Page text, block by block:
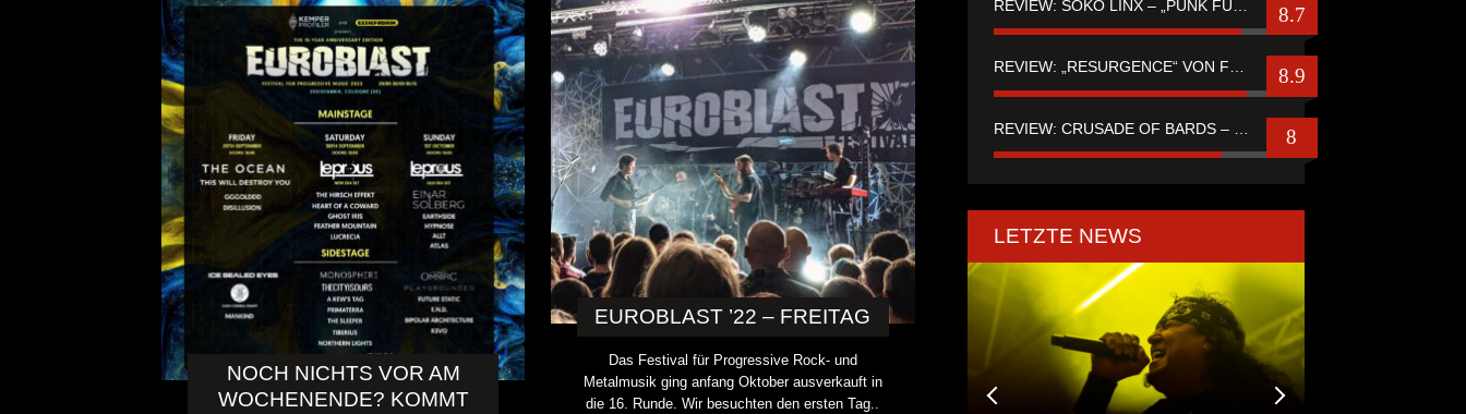
NOCH NICHTS VOR AM
WOCHENENDE? KOMMT
EUROBLAST ’22 – FREITAG
Das Festival für Progressive Rock- und
Metalmusik ging anfang Oktober ausverkauft in
die 16. Runde. Wir besuchten den ersten Tag..
8.7
REVIEW: „RESURGENCE“ VON FUTURE PALACE 8.9
8
LETZTE NEWS